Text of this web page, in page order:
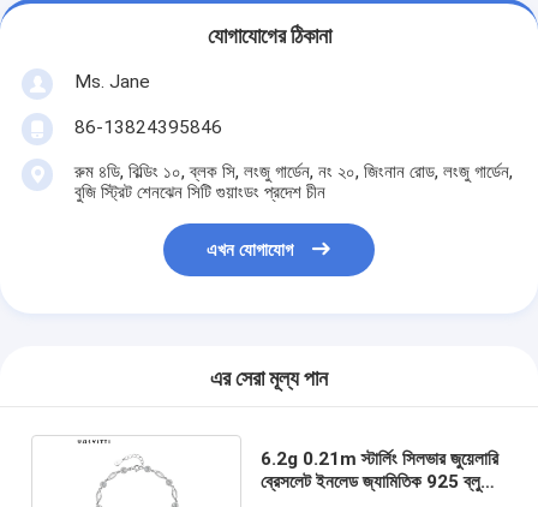
যোগাযোগের ঠিকানা
Ms. Jane
86-13824395846
রুম ৪ডি, বিল্ডিং ১০, ব্লক সি, লংজু গার্ডেন, নং ২০, জিংনান রোড, লংজু গার্ডেন,
বুজি স্ট্রিট শেনঝেন সিটি গুয়াংডং প্রদেশ চীন
এখন যোগাযোগ
এর সেরা মূল্য পান
6.2g 0.21m স্টার্লিং সিলভার জুয়েলারি
ব্রেসলেট ইনলেড জ্যামিতিক 925 ব্লু